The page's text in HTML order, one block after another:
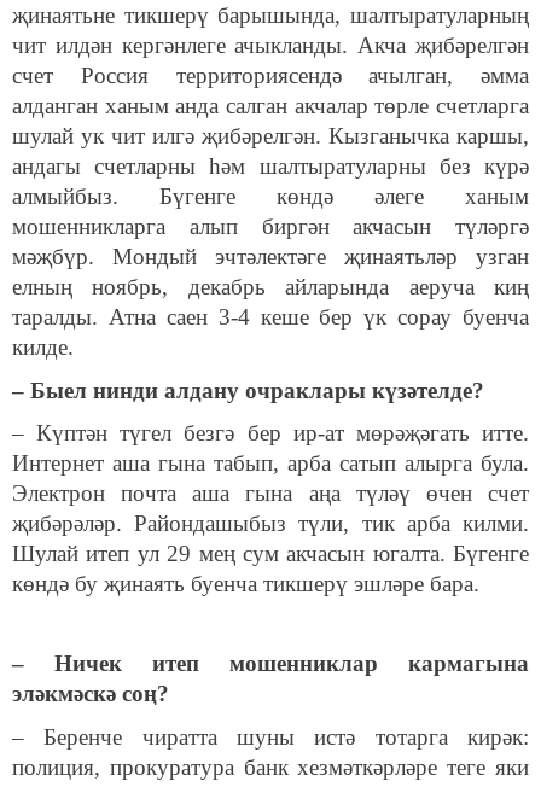
җинаятьне тикшерү барышында, шалтыратуларның
чит илдән кергәнлеге ачыкланды. Акча җибәрелгән
счет Россия территориясендә ачылган, әмма
алданган ханым анда салган акчалар төрле счетларга
шулай ук чит илгә җибәрелгән. Кызганычка каршы,
андагы счетларны һәм шалтыратуларны без күрә
алмыйбыз. Бүгенге көндә әлеге ханым
мошенникларга алып биргән акчасын түләргә
мәҗбүр. Мондый эчтәлектәге җинаятьләр узган
елның ноябрь, декабрь айларында аеруча киң
таралды. Атна саен 3-4 кеше бер үк сорау буенча
килде.
– Быел нинди алдану очраклары күзәтелде?
– Күптән түгел безгә бер ир-ат мөрәҗәгать итте.
Интернет аша гына табып, арба сатып алырга була.
Электрон почта аша гына аңа түләү өчен счет
җибәрәләр. Райондашыбыз түли, тик арба килми.
Шулай итеп ул 29 мең сум акчасын югалта. Бүгенге
көндә бу җинаять буенча тикшерү эшләре бара.
– Ничек итеп мошенниклар кармагына
эләкмәскә соң?
– Беренче чиратта шуны истә тотарга кирәк:
полиция, прокуратура банк хезмәткәрләре теге яки